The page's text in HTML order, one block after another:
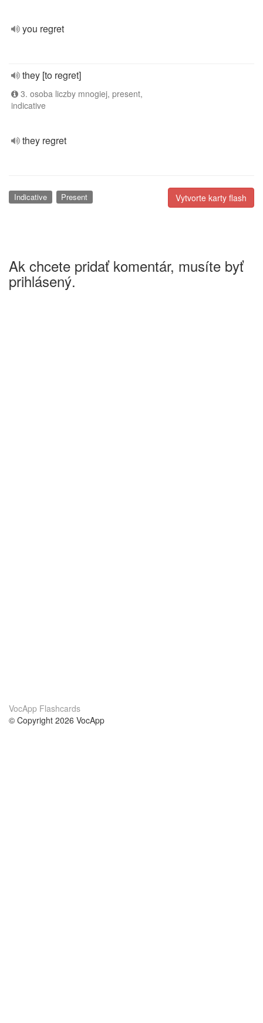
you regret
they [to regret]
3. osoba liczby mnogiej, present,
indicative
they regret
Vytvorte karty flash
Indicative Present
Ak chcete pridať komentár, musíte byť
prihlásený.
VocApp Flashcards
© Copyright 2026 VocApp